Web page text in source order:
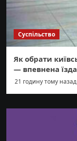
Суспільство
Як обрати
— впевнена
21 годину тому назад